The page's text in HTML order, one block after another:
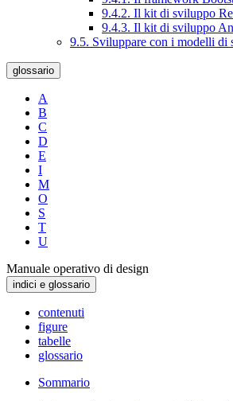
9.4.2. Il kit di sviluppo
9.4.3. Il kit di sviluppo
9.5. Sviluppare con i modelli di
glossario
A
B
C
D
E
I
M
O
S
T
U
Manuale operativo di design
indici e glossario
contenuti
figure
tabelle
glossario
Sommario